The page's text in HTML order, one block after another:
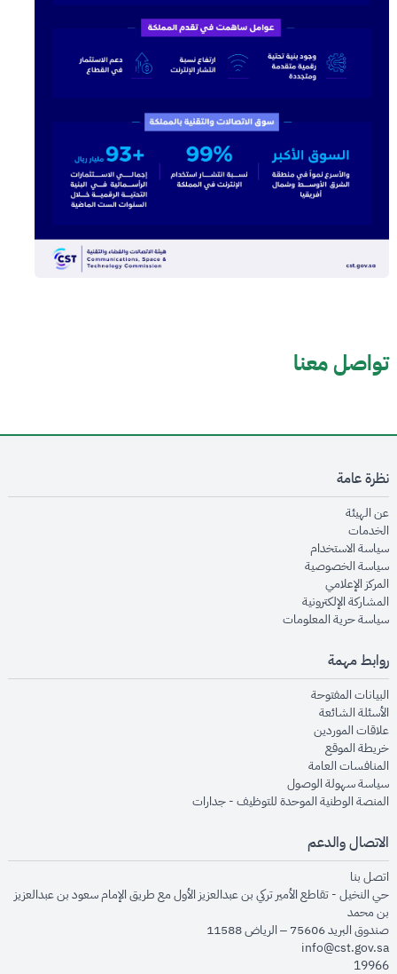
تواصل معنا
نظرة عامة
عن الهيئةopens in new window
الخدماتopens in new window
سياسة الاستخدام
سياسة الخصوصيةopens in new window
المركز الإعلاميopens in new window
المشاركة الإلكترونيةopens in new window
سياسة حرية المعلوماتopens in new window
روابط مهمة
البيانات المفتوحةopens in new window
الأسئلة الشائعةopens in new window
علاقات الموردينopens in new window
خريطة الموقعopens in new window
المنافسات العامةopens in new window
سياسة سهولة الوصولopens in new window
المنصة الوطنية الموحدة للتوظيف - جداراتopens in new window
الاتصال والدعم
اتصل بنا
حي النخيل - تقاطع الأمير تركي بن عبدالعزيز الأول مع طريق الإمام سعود بن عبدالعزيز
بن محمد
صندوق البريد 75606 – الرياض 11588
info@cst.gov.sa
19966